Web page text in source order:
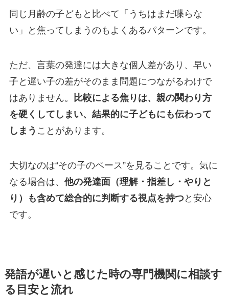
同じ月齢の子どもと比べて「うちはまだ喋らな
い」と焦ってしまうのもよくあるパターンです。
ただ、言葉の発達には大きな個人差があり、早い
子と遅い子の差がそのまま問題につながるわけで
はありません。
比較による焦りは、親の関わり方
を硬くしてしまい、結果的に子どもにも伝わって
しまう ことがあります。
大切なのは“その子のペース”を見ることです。気に
なる場合は、 他の発達面（理解・指差し・やりと
り）も含めて総合的に判断する視点を持つと安心
です。
発語が遅いと感じた時の専門機関に相談す
る目安と流れ